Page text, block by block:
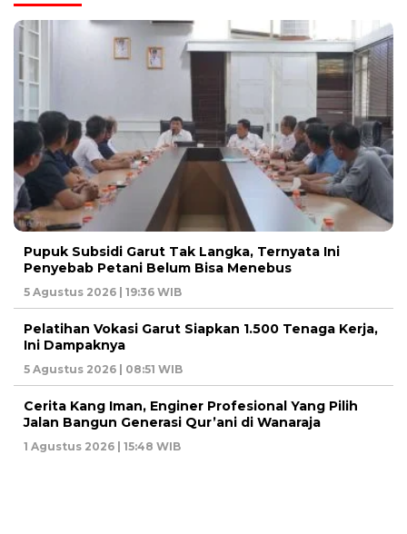
Pupuk Subsidi Garut Tak Langka, Ternyata Ini
Penyebab Petani Belum Bisa Menebus
5 Agustus 2026 | 19:36 WIB
Pelatihan Vokasi Garut Siapkan 1.500 Tenaga Kerja,
Ini Dampaknya
5 Agustus 2026 | 08:51 WIB
Cerita Kang Iman, Enginer Profesional Yang Pilih
Jalan Bangun Generasi Qur’ani di Wanaraja
1 Agustus 2026 | 15:48 WIB